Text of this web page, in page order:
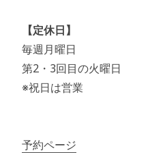
【定休日】
毎週月曜日
第2・3回目の火曜日
※祝日は営業
予約ページ